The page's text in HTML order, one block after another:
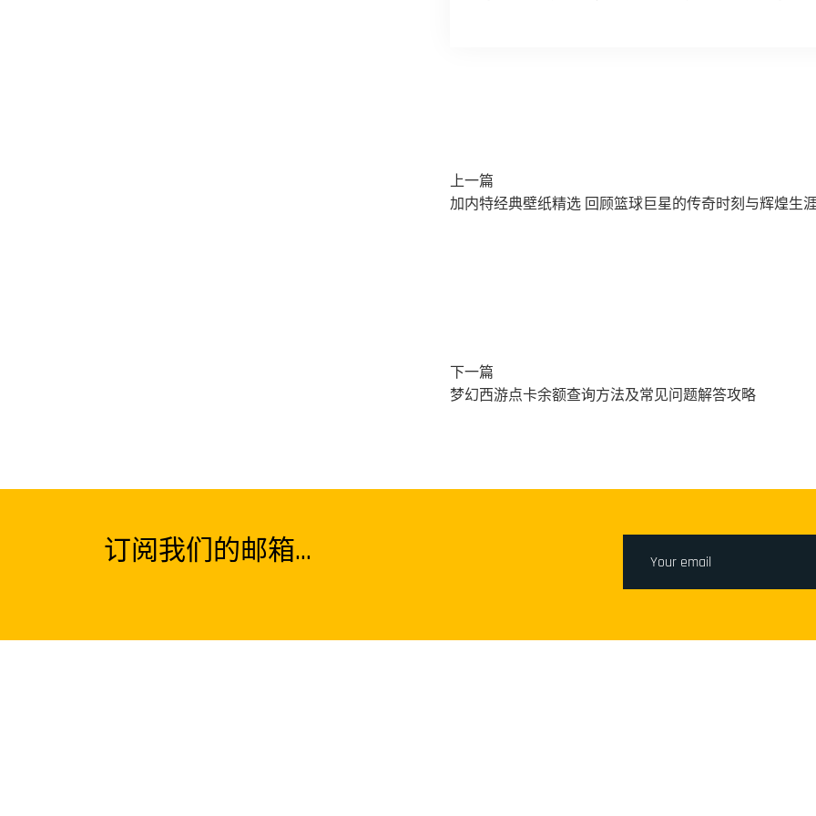
上一篇
加内特经典壁纸精选 回顾篮球巨星的传奇时刻与辉煌生
下一篇
梦幻西游点卡余额查询方法及常见问题解答攻略
订阅我们的邮箱...